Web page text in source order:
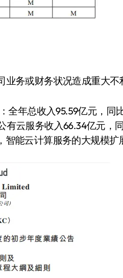
务或财务状况造成重大不
全年总收入95.59亿元，同
有云服务收入66.34亿元，
智能云计算服务的大规模